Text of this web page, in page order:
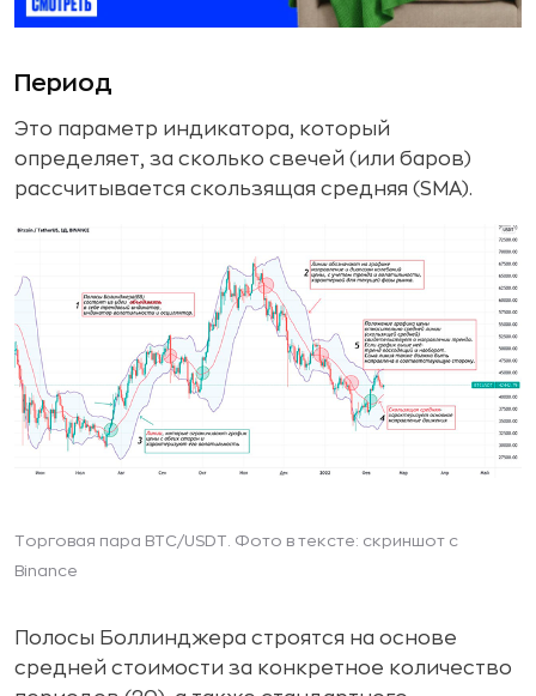
Период
Это параметр индикатора, который
определяет, за сколько свечей (или баров)
рассчитывается скользящая средняя (SMA).
Торговая пара BTC/USDT. Фото в тексте: скриншот с
Binance
Полосы Боллинджера строятся на основе
средней стоимости за конкретное количество